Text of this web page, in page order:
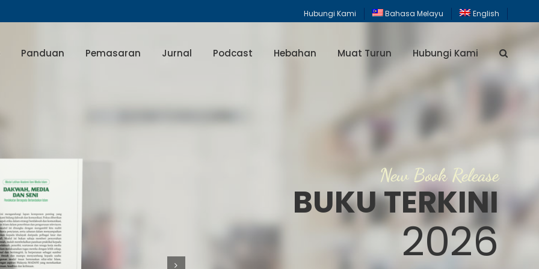
Hubungi Kami Bahasa Melayu English
Panduan Pemasaran Jurnal Podcast Hebahan Muat Turun Hubungi Kami
New Book Release
BUKU TERKINI
2026